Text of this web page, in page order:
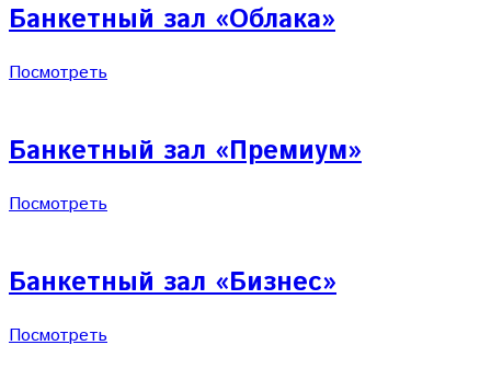
Банкетный зал «Облака»
Посмотреть
Банкетный зал «Премиум»
Посмотреть
Банкетный зал «Бизнес»
Посмотреть